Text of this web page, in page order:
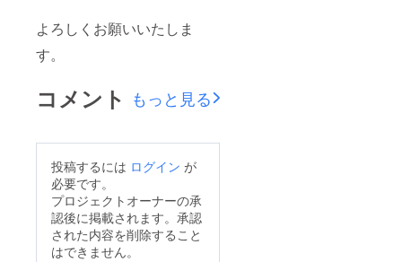
よろしくお願いいたしま
す。
コメント もっと見る
投稿するには ログイン が
必要です。
プロジェクトオーナーの承
認後に掲載されます。承認
された内容を削除すること
はできません。